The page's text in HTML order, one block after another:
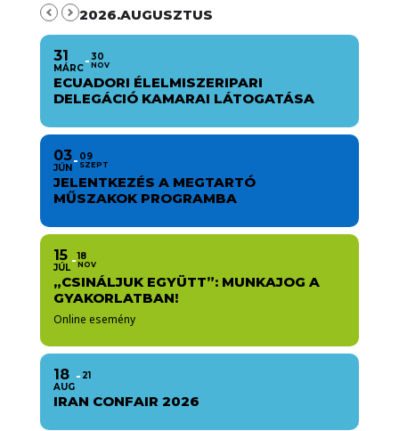
2026.AUGUSZTUS
31
MÁRC
30
NOV
ECUADORI ÉLELMISZERIPARI
DELEGÁCIÓ KAMARAI LÁTOGATÁSA
03
JÚN
09
SZEPT
JELENTKEZÉS A MEGTARTÓ
MŰSZAKOK PROGRAMBA
15
JÚL
18
NOV
„CSINÁLJUK EGYÜTT”: MUNKAJOG A
GYAKORLATBAN!
Online esemény
18
AUG
21
IRAN CONFAIR 2026